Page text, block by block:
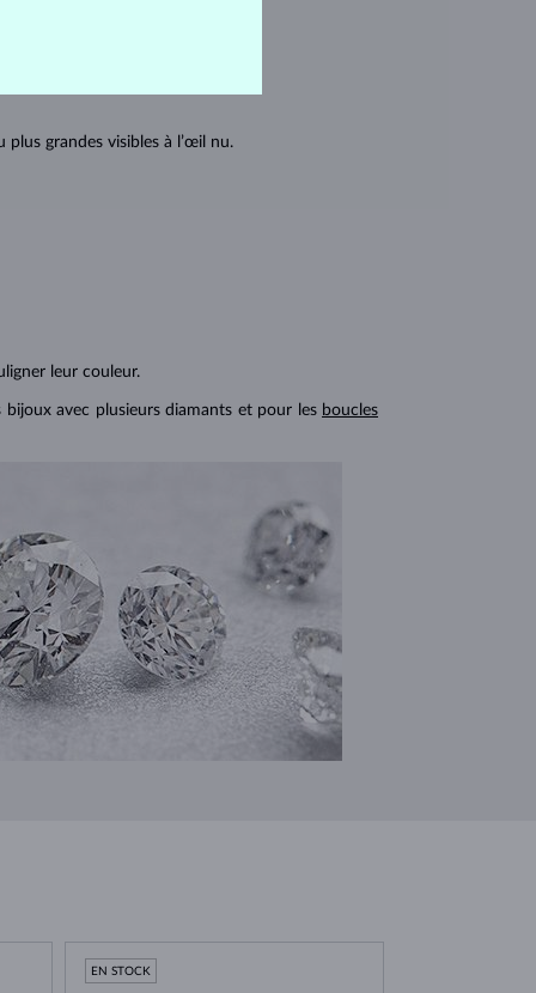
grandes visibles à l’œil nu.
leur couleur.
bijoux avec plusieurs diamants et pour les boucles
EN STOCK